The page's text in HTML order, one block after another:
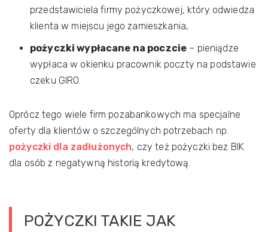
przedstawiciela firmy pożyczkowej, który odwiedza
klienta w miejscu jego zamieszkania,
pożyczki wypłacane na poczcie – pieniądze
wypłaca w okienku pracownik poczty na podstawie
czeku GIRO.
Oprócz tego wiele firm pozabankowych ma specjalne
oferty dla klientów o szczególnych potrzebach np.
pożyczki dla zadłużonych, czy też pożyczki bez BIK
dla osób z negatywną historią kredytową.
POŻYCZKI TAKIE JAK